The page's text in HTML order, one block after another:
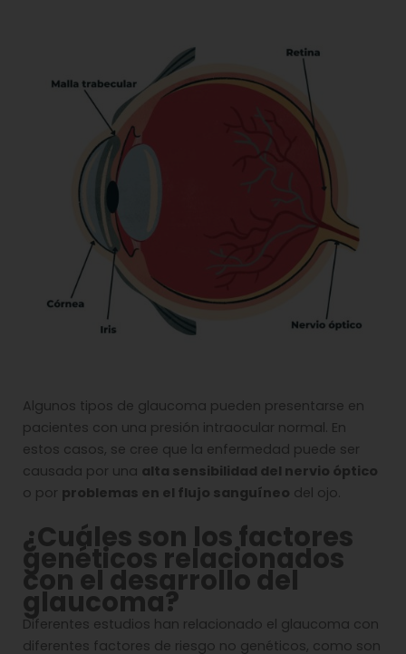
Algunos tipos de glaucoma pueden presentarse en
pacientes con una presión intraocular normal. En
estos casos, se cree que la enfermedad puede ser
causada por una alta sensibilidad del nervio óptico
o por problemas en el flujo sanguíneo del ojo.
¿Cuáles son los factores
genéticos relacionados
con el desarrollo del
glaucoma?
Diferentes estudios han relacionado el glaucoma con
diferentes factores de riesgo no genéticos, como son